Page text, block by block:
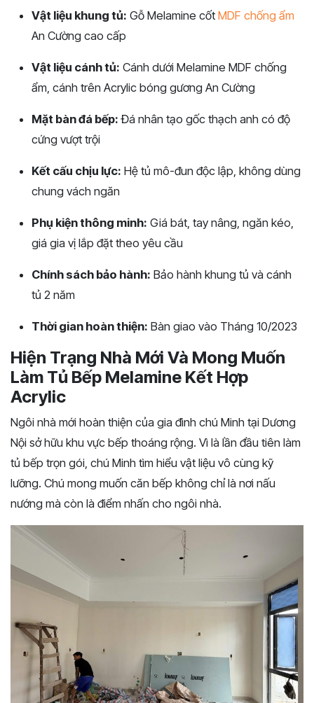
Vật liệu khung tủ: Gỗ Melamine cốt MDF chống ẩm
An Cường cao cấp
Vật liệu cánh tủ: Cánh dưới Melamine MDF chống
ẩm, cánh trên Acrylic bóng gương An Cường
Mặt bàn đá bếp: Đá nhân tạo gốc thạch anh có độ
cứng vượt trội
Kết cấu chịu lực: Hệ tủ mô-đun độc lập, không dùng
chung vách ngăn
Phụ kiện thông minh: Giá bát, tay nâng, ngăn kéo,
giá gia vị lắp đặt theo yêu cầu
Chính sách bảo hành: Bảo hành khung tủ và cánh
tủ 2 năm
Thời gian hoàn thiện: Bàn giao vào Tháng 10/2023
Hiện Trạng Nhà Mới Và Mong Muốn
Làm Tủ Bếp Melamine Kết Hợp
Acrylic
Ngôi nhà mới hoàn thiện của gia đình chú Minh tại Dương
Nội sở hữu khu vực bếp thoáng rộng. Vì là lần đầu tiên làm
tủ bếp trọn gói, chú Minh tìm hiểu vật liệu vô cùng kỹ
lưỡng. Chú mong muốn căn bếp không chỉ là nơi nấu
nướng mà còn là điểm nhấn cho ngôi nhà.